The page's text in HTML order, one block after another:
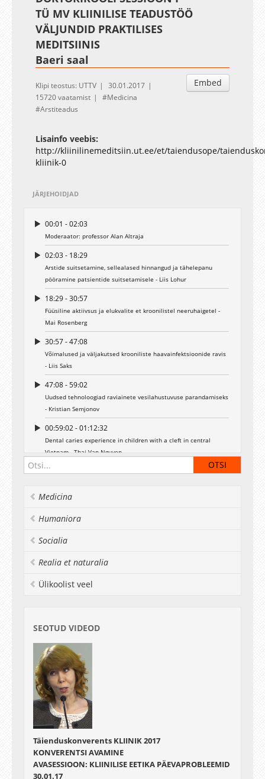
TÜ MV KLIINILISE TEADUSTÖÖ
VÄLJUNDID PRAKTILISES
MEDITSIINIS
Baeri saal
Embed
Klipi teostus: UTTV
30.01.2017
15720 vaatamist
Medicina
Arstiteadus
Lisainfo veebis:
http://kliinilinemeditsiin.ut.ee/et/taiendusope/
kliinik-0
JÄRJEHOIDJAD
00:01 - 02:03
Moderaator: professor Alan Altraja
02:03 - 18:29
Arstide suitsetamine, sellealased hinnangud ja tähelepanu
pööramine patsientide suitsetamisele - Liis Lohur
18:29 - 30:57
Füüsiline aktiivsus ja elukvalite et kroonilistel neeruhaigetel -
Mai Rosenberg
30:57 - 47:08
Võimalused ja väljakutsed krooniliste haavainfektsioonide ravis
- Liis Saks
47:08 - 59:02
Uudsed tehnoloogiad raviainete vesilahustuvuse parandamiseks
- Kristian Semjonov
00:59:02 - 01:12:32
Dental caries experience in children with a cleft in central
Vietnam - Thai Van Nguyen
01:12:32 - 01:24:36
Medicina
Humaniora
Socialia
Realia et naturalia
Ülikoolist veel
SEOTUD VIDEOD
Täienduskonverents KLIINIK 2017
KONVERENTSI AVAMINE
AVASESSIOON: KLIINILISE EETIKA PÄEVAPROBLEEMID
30.01.17